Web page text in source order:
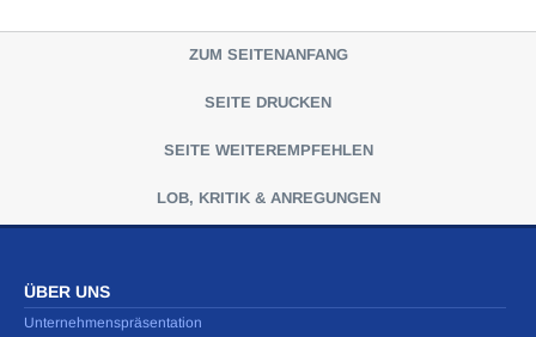
ZUM SEITENANFANG
SEITE DRUCKEN
SEITE WEITEREMPFEHLEN
LOB, KRITIK & ANREGUNGEN
ÜBER UNS
Unternehmenspräsentation